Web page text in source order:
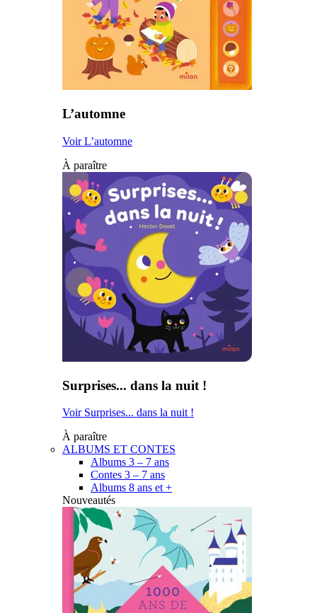
L’automne
Voir L’automne
À paraître
Surprises... dans la nuit !
Voir Surprises... dans la nuit !
À paraître
ALBUMS ET CONTES
Albums 3 – 7 ans
Contes 3 – 7 ans
Albums 8 ans et +
Nouveautés